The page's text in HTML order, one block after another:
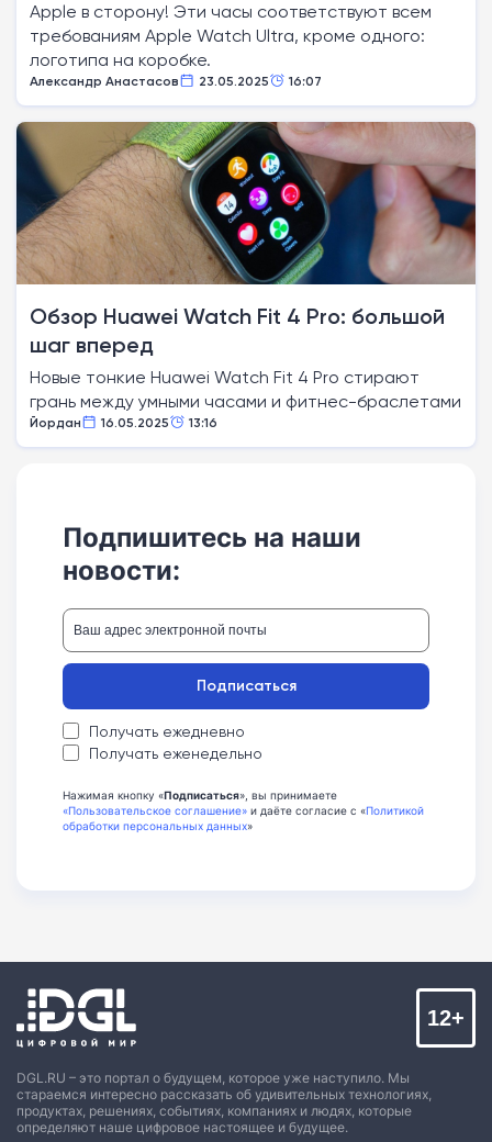
Apple в сторону! Эти часы соответствуют всем
требованиям Apple Watch Ultra, кроме одного:
логотипа на коробке.
Александр Анастасов 23.05.2025 16:07
Обзор Huawei Watch Fit 4 Pro: большой
шаг вперед
Новые тонкие Huawei Watch Fit 4 Pro стирают
грань между умными часами и фитнес-браслетами
Йордан 16.05.2025 13:16
Подпишитесь на наши
новости:
Получать ежедневно
Получать еженедельно
Подписаться
Нажимая кнопку «Подписаться», вы принимаете
«Пользовательское соглашение» и даёте согласие с «Политикой
обработки персональных данных»
DGL.RU – это портал о будущем, которое уже наступило. Мы
стараемся интересно рассказать об удивительных технологиях,
продуктах, решениях, событиях, компаниях и людях, которые
определяют наше цифровое настоящее и будущее.
12+